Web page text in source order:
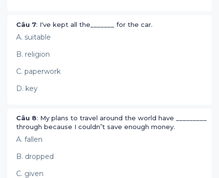
Câu 7: I've kept all the_______ for the car.
A. suitable
B. religion
C. paperwork
D. key
Câu 8: My plans to travel around the world have _________
through because I couldn‟t save enough money.
A. fallen
B. dropped
C. given